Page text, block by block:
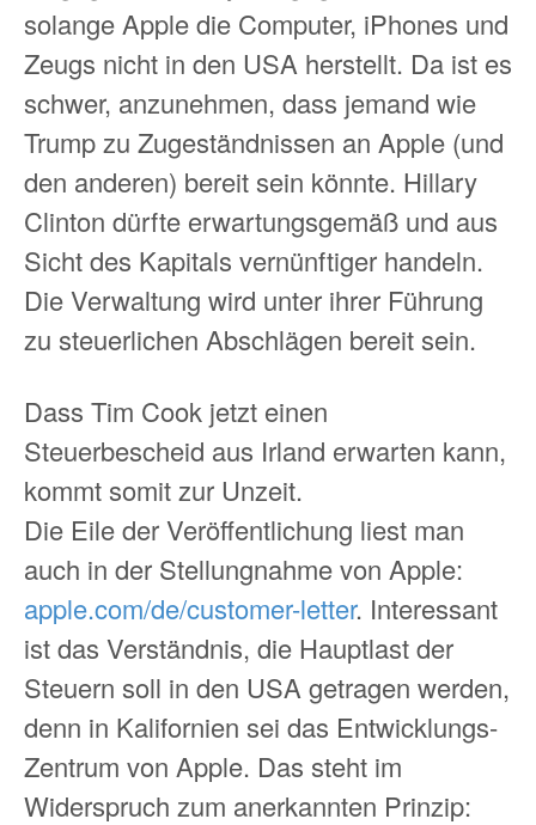
solange Apple die Computer, iPhones und
Zeugs nicht in den USA herstellt. Da ist es
schwer, anzunehmen, dass jemand wie
Trump zu Zugeständnissen an Apple (und
den anderen) bereit sein könnte. Hillary
Clinton dürfte erwartungsgemäß und aus
Sicht des Kapitals vernünftiger handeln.
Die Verwaltung wird unter ihrer Führung
zu steuerlichen Abschlägen bereit sein.
Dass Tim Cook jetzt einen
Steuerbescheid aus Irland erwarten kann,
kommt somit zur Unzeit.
Die Eile der Veröffentlichung liest man
auch in der Stellungnahme von Apple:
apple.com/de/customer-letter. Interessant
ist das Verständnis, die Hauptlast der
Steuern soll in den USA getragen werden,
denn in Kalifornien sei das Entwicklungs-
Zentrum von Apple. Das steht im
Widerspruch zum anerkannten Prinzip: